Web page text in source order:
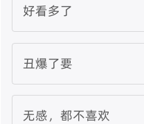
好看多了
丑爆了要
无感，都不喜欢